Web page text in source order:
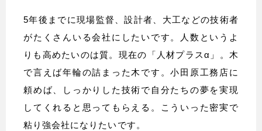
5年後までに現場監督、設計者、大工などの技術者
がたくさんいる会社にしたいです。人数というよ
りも高めたいのは質。現在の「人材プラスα」。木
で言えば年輪の詰まった木です。小田原工務店に
頼めば、しっかりした技術で自分たちの夢を実現
してくれると思ってもらえる。こういった密実で
粘り強会社になりたいです。